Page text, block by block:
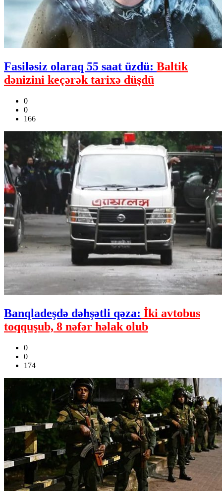
Fasiləsiz olaraq 55 saat üzdü: Baltik
dənizini keçərək tarixə düşdü
0
0
166
Banqladeşdə dəhşətli qəza: İki avtobus
toqquşub, 8 nəfər həlak olub
0
0
174